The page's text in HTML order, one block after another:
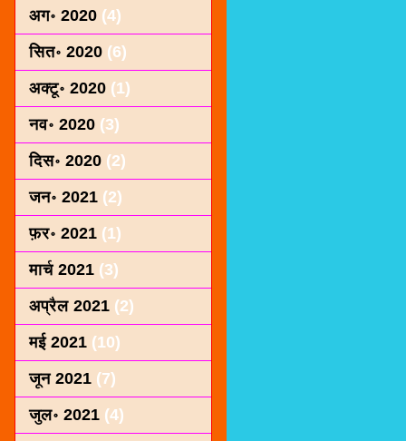
अग॰ 2020 (4)
सित॰ 2020 (6)
अक्टू॰ 2020 (1)
नव॰ 2020 (3)
दिस॰ 2020 (2)
जन॰ 2021 (2)
फ़र॰ 2021 (1)
मार्च 2021 (3)
अप्रैल 2021 (2)
मई 2021 (10)
जून 2021 (7)
जुल॰ 2021 (4)